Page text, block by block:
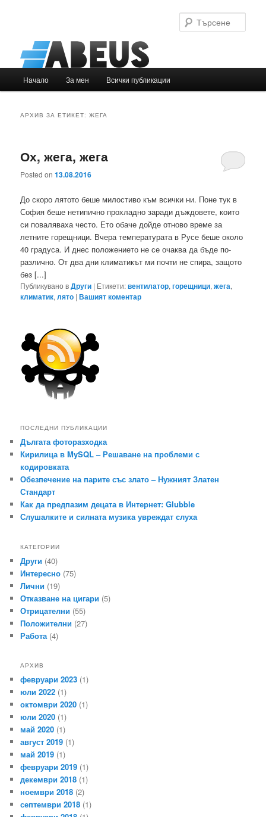
Към
Към
Начало За мен Всички публикации
АРХИВ ЗА ЕТИКЕТ:ЖЕГА
Ох, жега, жега
Posted on13.08.2016
До скоро лятото беше милостиво към всички ни. Поне тук в
София беше нетипично прохладно заради дъждовете, които
си поваляваха често. Ето обаче дойде отново време за
летните горещници. Вчера температурата в Русе беше около
40 градуса. И днес положението не се очаква да бъде по-
различно. От два дни климатикът ми почти не спира, защото
без [...]
Публикувано вДруги | Етикети:вентилатор,горещници,жега,
климатик,лято |Вашият коментар
ПОСЛЕДНИ ПУБЛИКАЦИИ
Дългата фоторазходка
Кирилица в MySQL – Решаване на проблеми с
кодировката
Обезпечение на парите със злато – Нужният Златен
Стандарт
Как да предпазим децата в Интернет: Glubble
Слушалките и силната музика увреждат слуха
КАТЕГОРИИ
Други (40)
Интересно (75)
Лични (19)
Отказване на цигари (5)
Отрицателни (55)
Положителни (27)
Работа (4)
АРХИВ
февруари 2023 (1)
юли 2022 (1)
октомври 2020 (1)
юли 2020 (1)
май 2020 (1)
август 2019 (1)
май 2019 (1)
февруари 2019 (1)
декември 2018 (1)
ноември 2018 (2)
септември 2018 (1)